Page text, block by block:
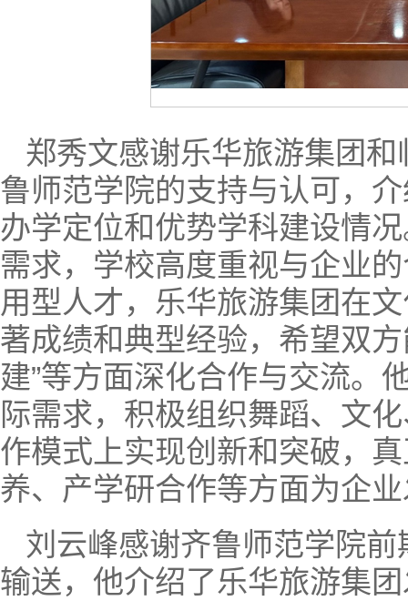
郑秀文感谢乐华旅游集团
鲁师范学院的支持与认可，
办学定位和优势学科建设情
需求，学校高度重视与企业
用型人才，乐华旅游集团在
著成绩和典型经验，希望双
建”等方面深化合作与交流。
际需求，积极组织舞蹈、文
作模式上实现创新和突破，
养、产学研合作等方面为企
刘云峰感谢齐鲁师范学院
输送，他介绍了乐华旅游集